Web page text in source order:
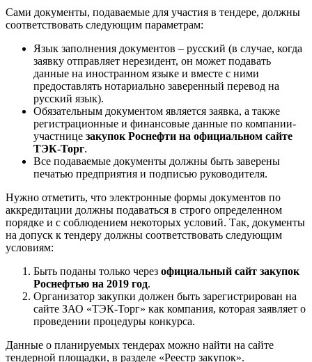
Сами документы, подаваемые для участия в тендере, должны
соответствовать следующим параметрам:
Язык заполнения документов – русский (в случае, когда
заявку отправляет нерезидент, он может подавать
данные на иностранном языке и вместе с ними
предоставлять нотариально заверенный перевод на
русский язык).
Обязательным документом является заявка, а также
регистрационные и финансовые данные по компании-
участнице закупок Роснефти на официальном сайте
ТЭК-Торг.
Все подаваемые документы должны быть заверены
печатью предприятия и подписью руководителя.
Нужно отметить, что электронные формы документов по
аккредитации должны подаваться в строго определенном
порядке и с соблюдением некоторых условий. Так, документы
на допуск к тендеру должны соответствовать следующим
условиям:
Быть поданы только через официальный сайт закупок
Роснефтью на 2019 год.
Организатор закупки должен быть зарегистрирован на
сайте ЗАО «ТЭК-Торг» как компания, которая заявляет о
проведении процедуры конкурса.
Данные о планируемых тендерах можно найти на сайте
тендерной площадки, в разделе «Реестр закупок».